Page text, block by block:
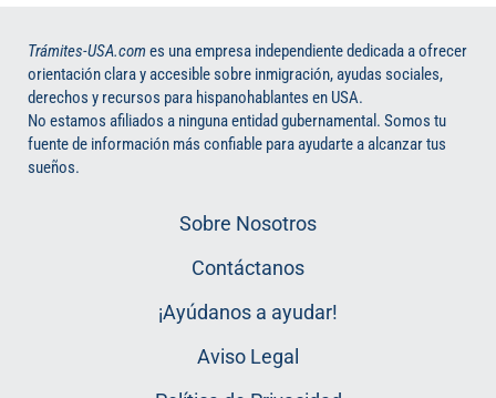
Trámites-USA.comes una empresa independiente dedicada a ofrecer
orientación clara y accesible sobre inmigración, ayudas sociales,
derechos y recursos para hispanohablantes en USA.
No estamos afiliados a ninguna entidad gubernamental. Somos tu
fuente de información más confiable para ayudarte a alcanzar tus
sueños.
Sobre Nosotros
Contáctanos
¡Ayúdanos a ayudar!
Aviso Legal